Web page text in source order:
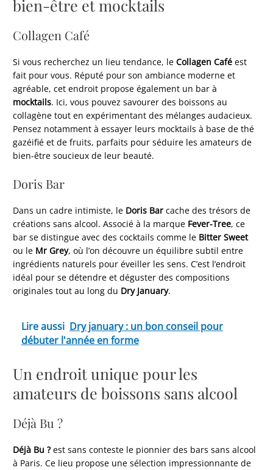
bien-être et mocktails
Collagen Café
Si vous recherchez un lieu tendance, leCollagen Café est
fait pour vous. Réputé pour son ambiance moderne et
agréable, cet endroit propose également un bar à
mocktails. Ici, vous pouvez savourer des boissons au
collagène tout en expérimentant des mélanges audacieux.
Pensez notamment à essayer leurs mocktails à base de thé
gazéifié et de fruits, parfaits pour séduire les amateurs de
bien-être soucieux de leur beauté.
Doris Bar
Dans un cadre intimiste, le Doris Bar cache des trésors de
créations sans alcool. Associé à la marque Fever-Tree, ce
bar se distingue avec des cocktails comme le Bitter Sweet
ou le Mr Grey, où l’on découvre un équilibre subtil entre
ingrédients naturels pour éveiller les sens. C’est l’endroit
idéal pour se détendre et déguster des compositions
originales tout au long du Dry January.
Lire aussi Dry january : un bon conseil pour
débuter l'année en forme
Un endroit unique pour les
amateurs de boissons sans alcool
Déjà Bu ?
Déjà Bu ?est sans conteste le pionnier des bars sans alcool
à Paris. Ce lieu propose une sélection impressionnante de